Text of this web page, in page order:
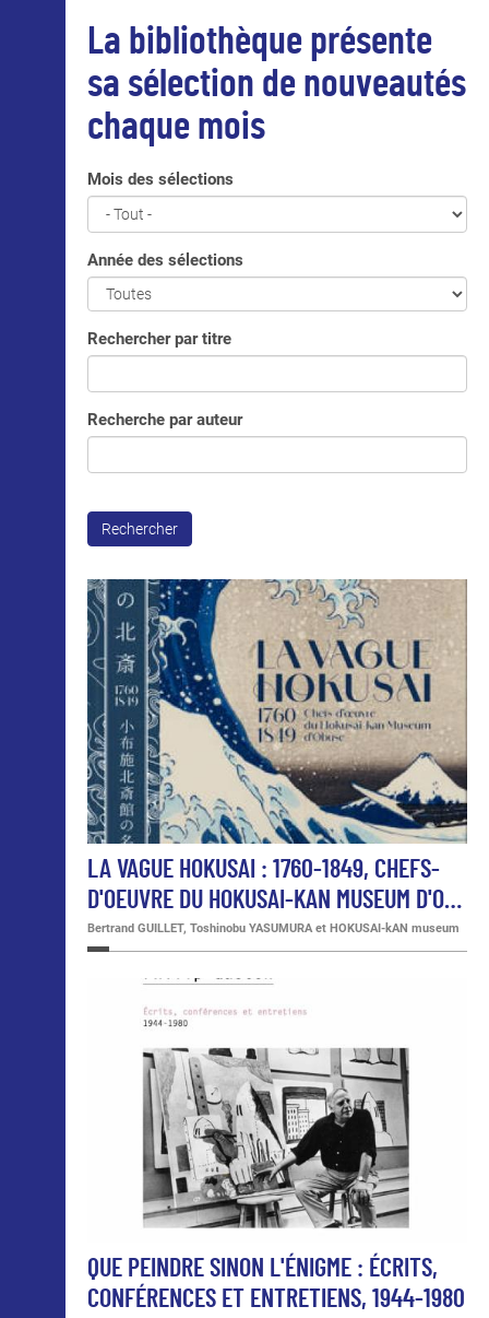
La bibliothèque présente
sa sélection de nouveautés
chaque mois
Mois des sélections
Année des sélections
Rechercher par titre
Recherche par auteur
Rechercher
LA VAGUE HOKUSAI : 1760-1849, CHEFS-
D'OEUVRE DU HOKUSAI-KAN MUSEUM D'O…
Bertrand GUILLET, Toshinobu YASUMURA et HOKUSAI-kAN museum
QUE PEINDRE SINON L'ÉNIGME : ÉCRITS,
CONFÉRENCES ET ENTRETIENS, 1944-1980